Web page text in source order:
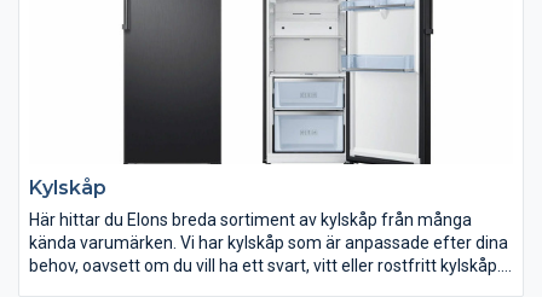
Kylskåp
Här hittar du Elons breda sortiment av kylskåp från många
kända varumärken. Vi har kylskåp som är anpassade efter dina
behov, oavsett om du vill ha ett svart, vitt eller rostfritt kylskåp.